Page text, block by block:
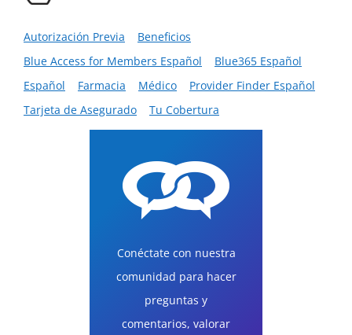
Autorización Previa
Beneficios
Blue Access for Members Español
Blue365 Español
Español
Farmacia Médico
Provider Finder Español
Tarjeta de Asegurado
Tu Cobertura
Conéctate con nuestra
comunidad para hacer
preguntas y
comentarios, valorar